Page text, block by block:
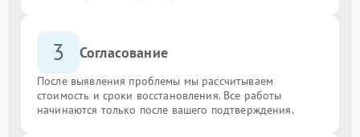
3 Согласование
После выявления проблемы мы рассчитываем
стоимость и сроки восстановления. Все работы
начинаются только после вашего подтверждения.